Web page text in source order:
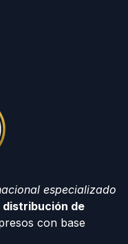
especializado
distribución de
con base